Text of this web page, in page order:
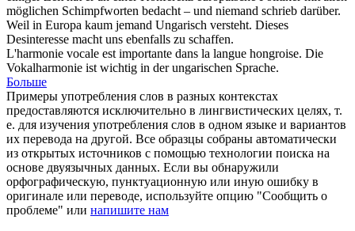
möglichen Schimpfworten bedacht – und niemand schrieb darüber.
Weil in Europa kaum jemand Ungarisch versteht. Dieses
Desinteresse macht uns ebenfalls zu schaffen.
L'harmonie vocale est importante dans la langue hongroise. Die
Vokalharmonie ist wichtig in derungarischen Sprache.
Больше
Примеры употребления слов в разных контекстах
предоставляются исключительно в лингвистических целях, т.
е. для изучения употребления слов в одном языке и вариантов
их перевода на другой. Все образцы собраны автоматически
из открытых источников с помощью технологии поиска на
основе двуязычных данных. Если вы обнаружили
орфографическую, пунктуационную или иную ошибку в
оригинале или переводе, используйте опцию "Сообщить о
проблеме" или напишите нам